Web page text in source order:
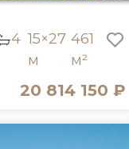
4 15×27
м
461
м²
20 814 150 ₽